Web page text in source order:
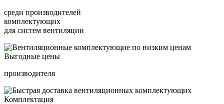
среди производителей
комплектующих
для систем вентиляции
Выгодные цены
производителя
Комплектация